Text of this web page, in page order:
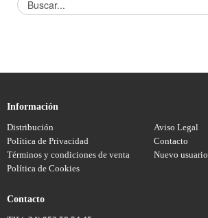
Información
Distribución
Aviso Legal
Política de Privacidad
Contacto
Términos y condiciones de venta
Nuevo usuario
Política de Cookies
Contacto